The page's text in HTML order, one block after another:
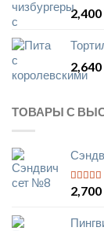
2,400
2,640
ТОВАРЫ С
5из 5
2,700